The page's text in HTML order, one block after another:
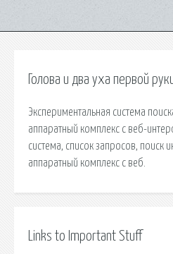
Голова и два уха первой
Экспериментальная система
аппаратный комплекс с веб-
сиcтема, список запросов,
аппаратный комплекс с веб.
Links to Important Stuff